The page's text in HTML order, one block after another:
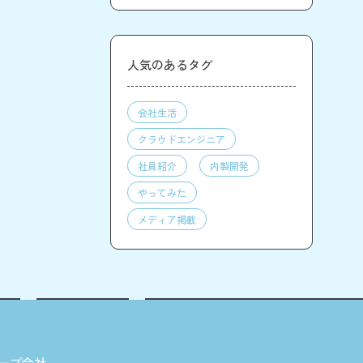
人気のあるタグ
会社生活
クラウドエンジニア
社員紹介
内製開発
やってみた
メディア掲載